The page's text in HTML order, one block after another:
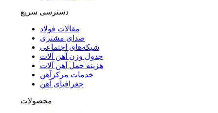
دسترسی سریع
مقالات فولاد
صدای مشتری
شبکه‌های اجتماعی
جدول وزن آهن آلات
هزینه حمل آهن آلات
خدمات مرکزآهن
جغرافیای آهن
محصولات